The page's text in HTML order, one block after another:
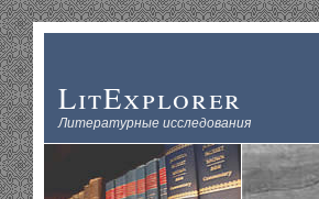
LitExplorer
Литературные исследования